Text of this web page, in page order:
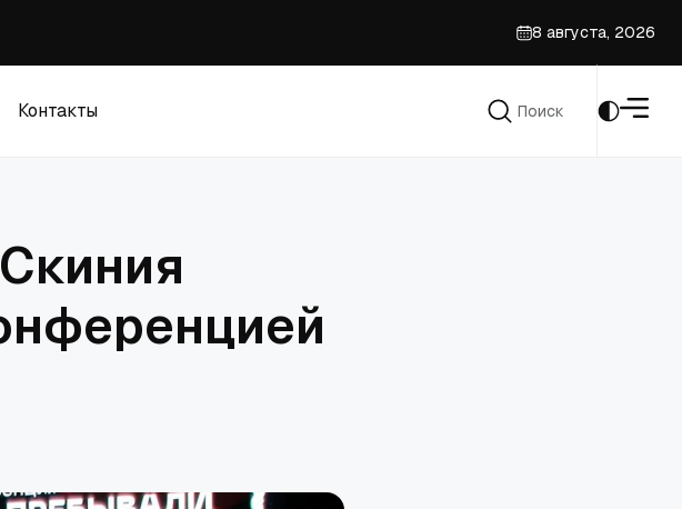
через воспитание
8 августа, 2026
Контакты
Поиск